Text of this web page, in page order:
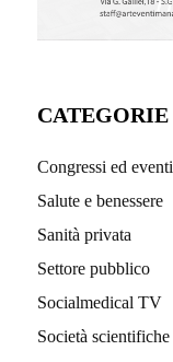
CATEGORIE
Congressi ed eventi
Salute e benessere
Sanità privata
Settore pubblico
Socialmedical TV
Società scientifiche